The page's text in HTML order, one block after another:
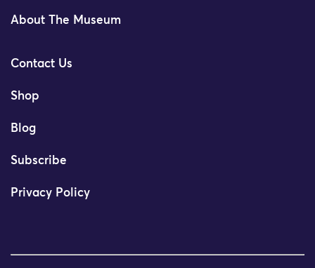
About The Museum
Contact Us
Shop
Blog
Subscribe
Privacy Policy